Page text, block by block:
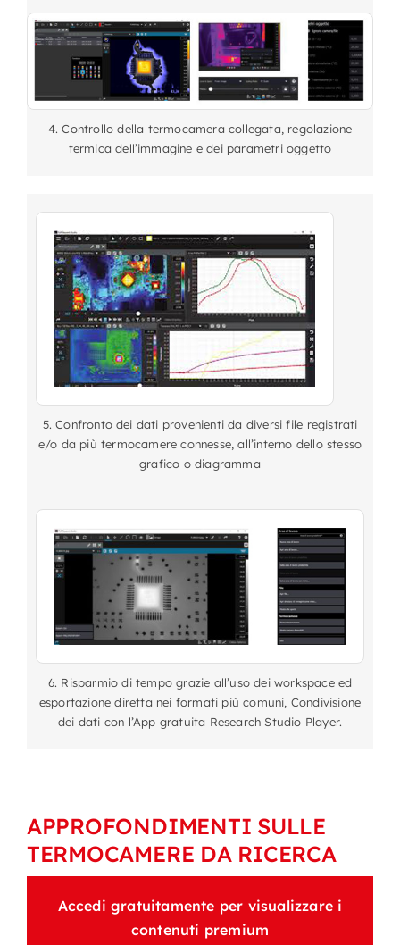
4. Controllo della termocamera collegata, regolazione
termica dell’immagine e dei parametri oggetto
5. Confronto dei dati provenienti da diversi file registrati
e/o da più termocamere connesse, all’interno dello stesso
grafico o diagramma
6. Risparmio di tempo grazie all’uso dei workspace ed
esportazione diretta nei formati più comuni, Condivisione
dei dati con l’App gratuita Research Studio Player.
APPROFONDIMENTI SULLE
TERMOCAMERE DA RICERCA
Accedi gratuitamente per visualizzare i
contenuti premium